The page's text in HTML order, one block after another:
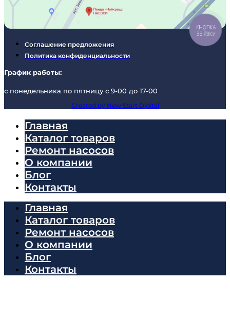
Соглашение предложения
Политика конфиденциальности
График работы:
с понедельника по пятницу с 9-00 до 17-00
Created by New Start Digital
Главная
Каталог товаров
Ремонт насосов
О компании
Блог
Контакты
Главная
Каталог товаров
Ремонт насосов
О компании
Блог
Контакты
КНОПКА
ЗВ'ЯЗКУ